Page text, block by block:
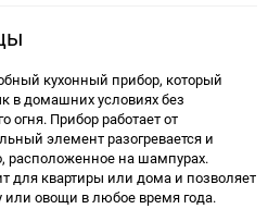
кухонный прибор, который
в домашних условиях без
огня. Прибор работает от
элемент разогревается и
расположенное на шампурах.
для квартиры или дома и позволяет
или овощи в любое время года.